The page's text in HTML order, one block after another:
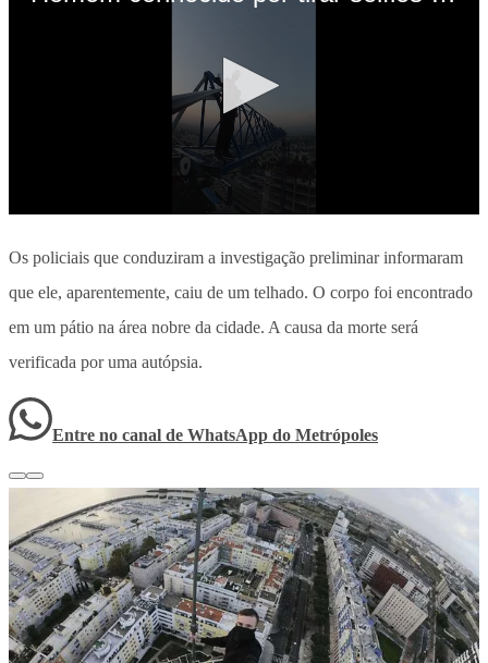
Os policiais que conduziram a investigação preliminar informaram
que ele, aparentemente, caiu de um telhado. O corpo foi encontrado
em um pátio na área nobre da cidade. A causa da morte será
verificada por uma autópsia.
Entre no canal de WhatsApp do Metrópoles